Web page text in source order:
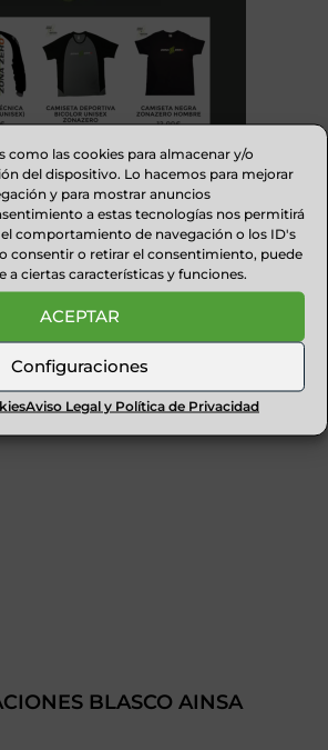
como las cookies para almacenar y/o
del dispositivo. Lo hacemos para mejorar
y para mostrar anuncios
a estas tecnologías nos permitirá
comportamiento de navegación o los ID's
consentir o retirar el consentimiento, puede
a ciertas características y funciones.
ACEPTAR
Configuraciones
Aviso Legal y Política de Privacidad
ZONA ZERO
BLASCO AINSA